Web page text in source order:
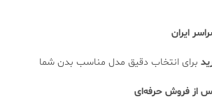
ایران
برای انتخاب دقیق مدل مناسب بدن شما
از فروش حرفه‌ای